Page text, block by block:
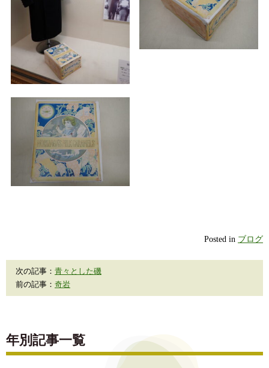
Posted in ブログ
次の記事： 青々とした磯
前の記事： 奇岩
年別記事一覧